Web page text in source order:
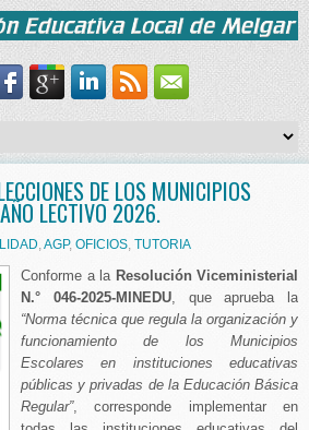
DE LOS MUNICIPIOS
LECTIVO 2026.
,AGP, OFICIOS, TUTORIA
Conforme a la Resolución Viceministerial
N.° 046-2025-MINEDU, que aprueba la
“Norma técnica que regula la organización y
funcionamiento de los Municipios
Escolares en instituciones educativas
públicas y privadas de la Educación Básica
Regular”, corresponde implementar en